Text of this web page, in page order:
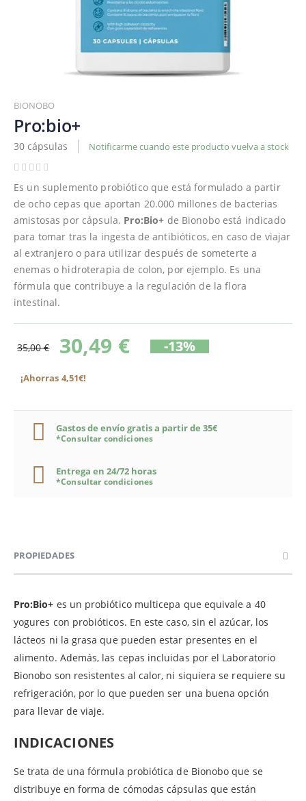
al
comienzo
de
la
galería
imágenes
BIONOBO
Pro:bio+
30 cápsulas Notificarme cuando este producto vuelva a stock
Es un suplemento probiótico que está formulado a partir
de ocho cepas que aportan 20.000 millones de bacterias
amistosas por cápsula. Pro:Bio+ de Bionobo está indicado
para tomar tras la ingesta de antibióticos, en caso de viajar
al extranjero o para utilizar después de someterte a
enemas o hidroterapia de colon, por ejemplo. Es una
fórmula que contribuye a la regulación de la flora
intestinal.
35,00 € 30,49 € -13%
¡Ahorras 4,51€!
Gastos de envío gratis a partir de 35€
*Consultar condiciones
Entrega en 24/72 horas
*Consultar condiciones
PROPIEDADES
Pro:Bio+ es un probiótico multicepa que equivale a 40
yogures con probióticos. En este caso, sin el azúcar, los
lácteos ni la grasa que pueden estar presentes en el
alimento. Además, las cepas incluidas por el Laboratorio
Bionobo son resistentes al calor, ni siquiera se requiere su
refrigeración, por lo que pueden ser una buena opción
para llevar de viaje.
INDICACIONES
Se trata de una fórmula probiótica de Bionobo que se
distribuye en forma de cómodas cápsulas que están